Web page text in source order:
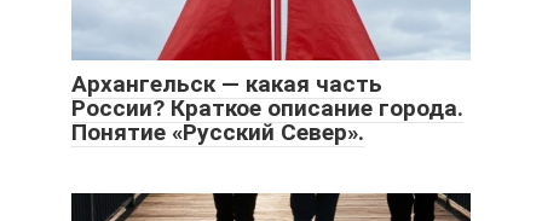
Архангельск — какая часть
России? Краткое описание города.
Понятие «Русский Север».